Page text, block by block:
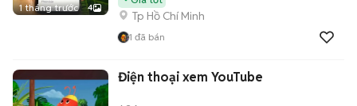
1 tháng trước 4
Tp Hồ Chí Minh
1 đã bán
Điện thoại xem YouTube